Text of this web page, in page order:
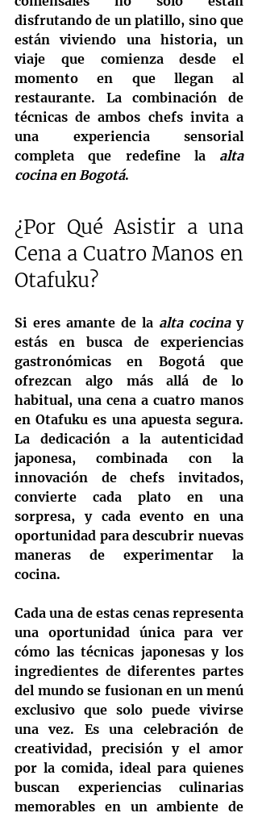
disfrutando de un platillo, sino que
están viviendo una historia, un
viaje que comienza desde el
momento en que llegan al
restaurante. La combinación de
técnicas de ambos chefs invita a
una experiencia sensorial
completa que redefine la alta
cocina en Bogotá.
¿Por Qué Asistir a una
Cena a Cuatro Manos en
Otafuku?
Si eres amante de la alta cocina y
estás en busca de experiencias
gastronómicas en Bogotá que
ofrezcan algo más allá de lo
habitual, una cena a cuatro manos
en Otafuku es una apuesta segura.
La dedicación a la autenticidad
japonesa, combinada con la
innovación de chefs invitados,
convierte cada plato en una
sorpresa, y cada evento en una
oportunidad para descubrir nuevas
maneras de experimentar la
cocina.
Cada una de estas cenas representa
una oportunidad única para ver
cómo las técnicas japonesas y los
ingredientes de diferentes partes
del mundo se fusionan en un menú
exclusivo que solo puede vivirse
una vez. Es una celebración de
creatividad, precisión y el amor
por la comida, ideal para quienes
buscan experiencias culinarias
memorables en un ambiente de